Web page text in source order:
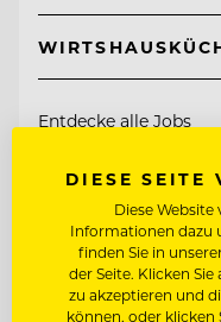
Entdecke alle Jobs
DIESE SEITE
Diese
Informationen dazu
finden Sie in
der Seite. Klicken
zu akzeptieren und
können, oder klicken